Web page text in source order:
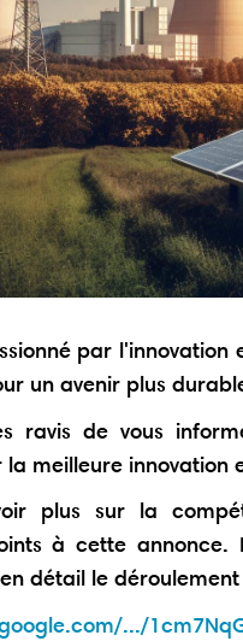
par
un avenir plus
ravis de vous
la meilleure
plus sur la
à cette annonce.
détail le
.../